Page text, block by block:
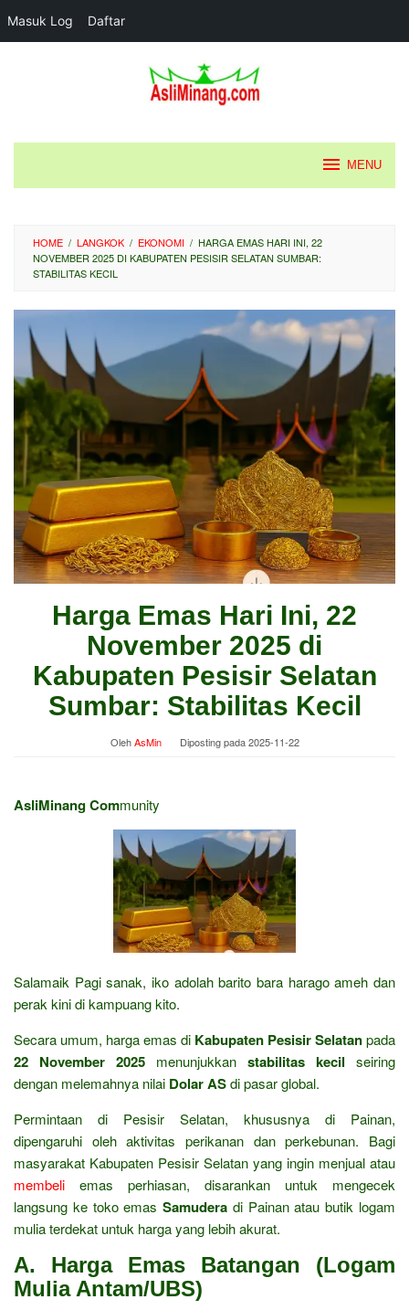
Masuk Log Daftar
MENU
HOME / LANGKOK / EKONOMI / HARGA EMAS HARI INI, 22
NOVEMBER 2025 DI KABUPATEN PESISIR SELATAN SUMBAR:
STABILITAS KECIL
Harga Emas Hari Ini, 22
November 2025 di
Kabupaten Pesisir Selatan
Sumbar: Stabilitas Kecil
OlehAsMin Diposting pada2025-11-22
AsliMinang Community
Salamaik Pagi sanak, iko adolah barito bara harago ameh dan
perak kini di kampuang kito.
Secara umum, harga emas di Kabupaten Pesisir Selatanpada
22 November 2025 menunjukkan stabilitas kecil seiring
dengan melemahnya nilai Dolar ASdi pasar global.
Permintaan di Pesisir Selatan, khususnya di Painan,
dipengaruhi oleh aktivitas perikanan dan perkebunan. Bagi
masyarakat Kabupaten Pesisir Selatan yang ingin menjual atau
membeli emas perhiasan, disarankan untuk mengecek
langsung ke toko emasSamudera di Painan atau butik logam
mulia terdekat untuk harga yang lebih akurat.
A. Harga Emas Batangan (Logam
Mulia Antam/UBS)